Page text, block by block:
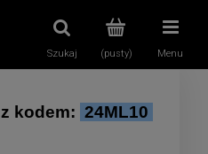
(pusty)
Szukaj Menu
z kodem: 24ML10